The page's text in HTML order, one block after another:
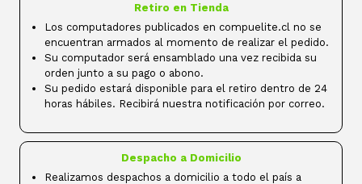
Retiro en Tienda
Los computadores publicados en compuelite.cl no se
encuentran armados al momento de realizar el pedido.
Su computador será ensamblado una vez recibida su
orden junto a su pago o abono.
Su pedido estará disponible para el retiro dentro de 24
horas hábiles. Recibirá nuestra notificación por correo.
Despacho a Domicilio
Realizamos despachos a domicilio a todo el país a